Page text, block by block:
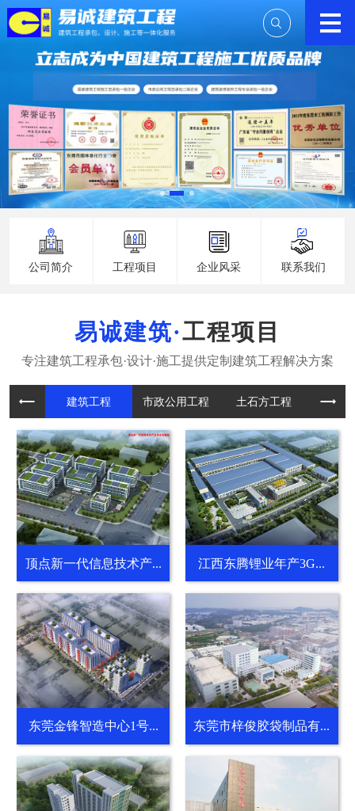
公司简介 工程项目 企业风采 联系我们
工程项目
建筑工程 市政公用 土石方工 装饰装
顶点新一代信息技术产... 江西东腾锂业年产3G...
东莞金锋智造中心1号... 东莞市梓俊胶袋制品有...